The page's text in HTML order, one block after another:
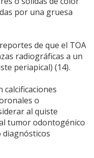
por una gruesa
de que el TOA
radiográficas a un
periapical) (14).
calcificaciones
o
al quiste
tumor odontogénico
diagnósticos